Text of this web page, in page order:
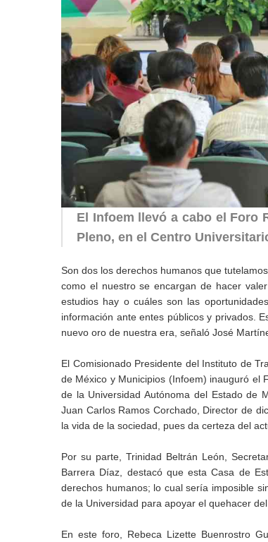
El Infoem llevó a cabo el Foro
Pleno, en el Centro
Son dos los derechos humanos que
como el nuestro se encargan de hacer
estudios hay o cuáles son las
información ante entes públicos y privados.
nuevo oro de nuestra era, señaló José
El Comisionado Presidente del Instituto de
de México y Municipios (Infoem) inauguró el
de la Universidad Autónoma del Estado de
Juan Carlos Ramos Corchado, Director de
la vida de la sociedad, pues da certeza del
Por su parte, Trinidad Beltrán León,
Barrera Díaz, destacó que esta Casa de
derechos humanos; lo cual sería imposible
de la Universidad para apoyar el quehacer del
En este foro, Rebeca Lizette Buenrostro